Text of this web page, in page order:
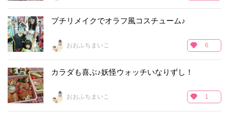
プチリメイクでオラフ風コスチューム♪
おおふちまいこ 6
カラダも喜ぶ♪妖怪ウォッチいなりずし！
おおふちまいこ 1